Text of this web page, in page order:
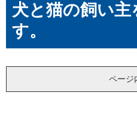
文犬と猫の飼い主
す。
ページ